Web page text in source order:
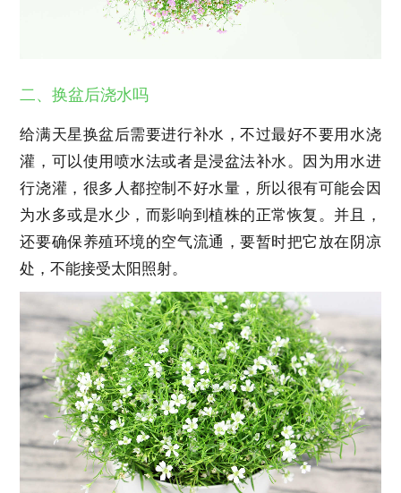
二、换盆后浇水吗
给满天星换盆后需要进行补水，不过最好不要用水浇
灌，可以使用喷水法或者是浸盆法补水。因为用水进
行浇灌，很多人都控制不好水量，所以很有可能会因
为水多或是水少，而影响到植株的正常恢复。并且，
还要确保养殖环境的空气流通，要暂时把它放在阴凉
处，不能接受太阳照射。